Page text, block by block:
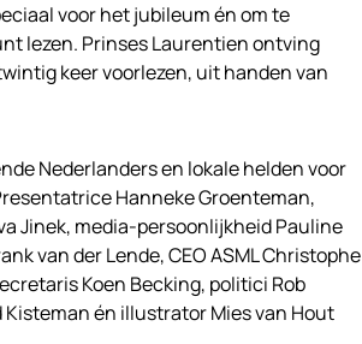
voor het jubileum én om te
lezen. Prinses Laurentien ontving
keer voorlezen, uit handen van
Nederlanders en lokale helden voor
Hanneke Groenteman,
Jinek, media-persoonlijkheid Pauline
van der Lende, CEO ASML Christophe
Koen Becking, politici Rob
Kisteman én illustrator Mies van Hout